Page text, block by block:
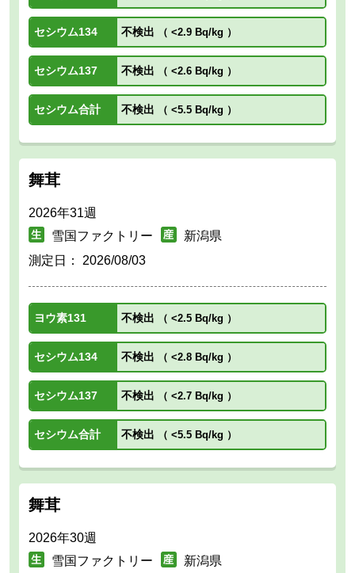
セシウム134 不検出 （ <2.9 Bq/kg ）
セシウム137 不検出 （ <2.6 Bq/kg ）
セシウム合計 不検出 （ <5.5 Bq/kg ）
舞茸
2026年31週
雪国ファクトリー
新潟県
測定日： 2026/08/03
ヨウ素131 不検出 （ <2.5 Bq/kg ）
セシウム134 不検出 （ <2.8 Bq/kg ）
セシウム137 不検出 （ <2.7 Bq/kg ）
セシウム合計 不検出 （ <5.5 Bq/kg ）
舞茸
2026年30週
雪国ファクトリー
新潟県